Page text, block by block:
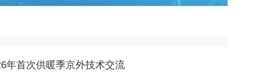
首次供暖季京外技术交流